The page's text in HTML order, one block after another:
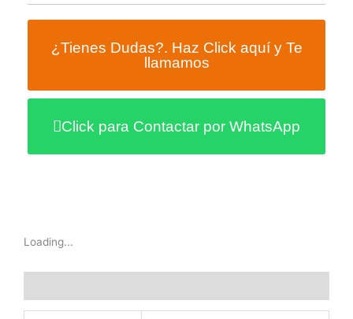
¿Tienes Dudas?. Haz Click aquí y Te
llamamos
Click para Contactar por WhatsApp
Loading...